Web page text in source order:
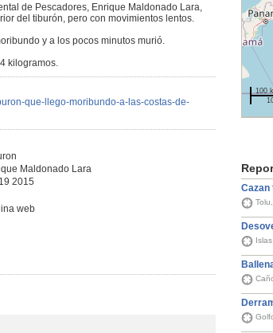
de Pescadores, Enrique Maldonado Lara,
del tiburón, pero con movimientos lentos.
y a los pocos minutos murió.
kilogramos.
que-llego-moribundo-a-las-costas-de-
Maldonado Lara
2015
web
100
Cazan